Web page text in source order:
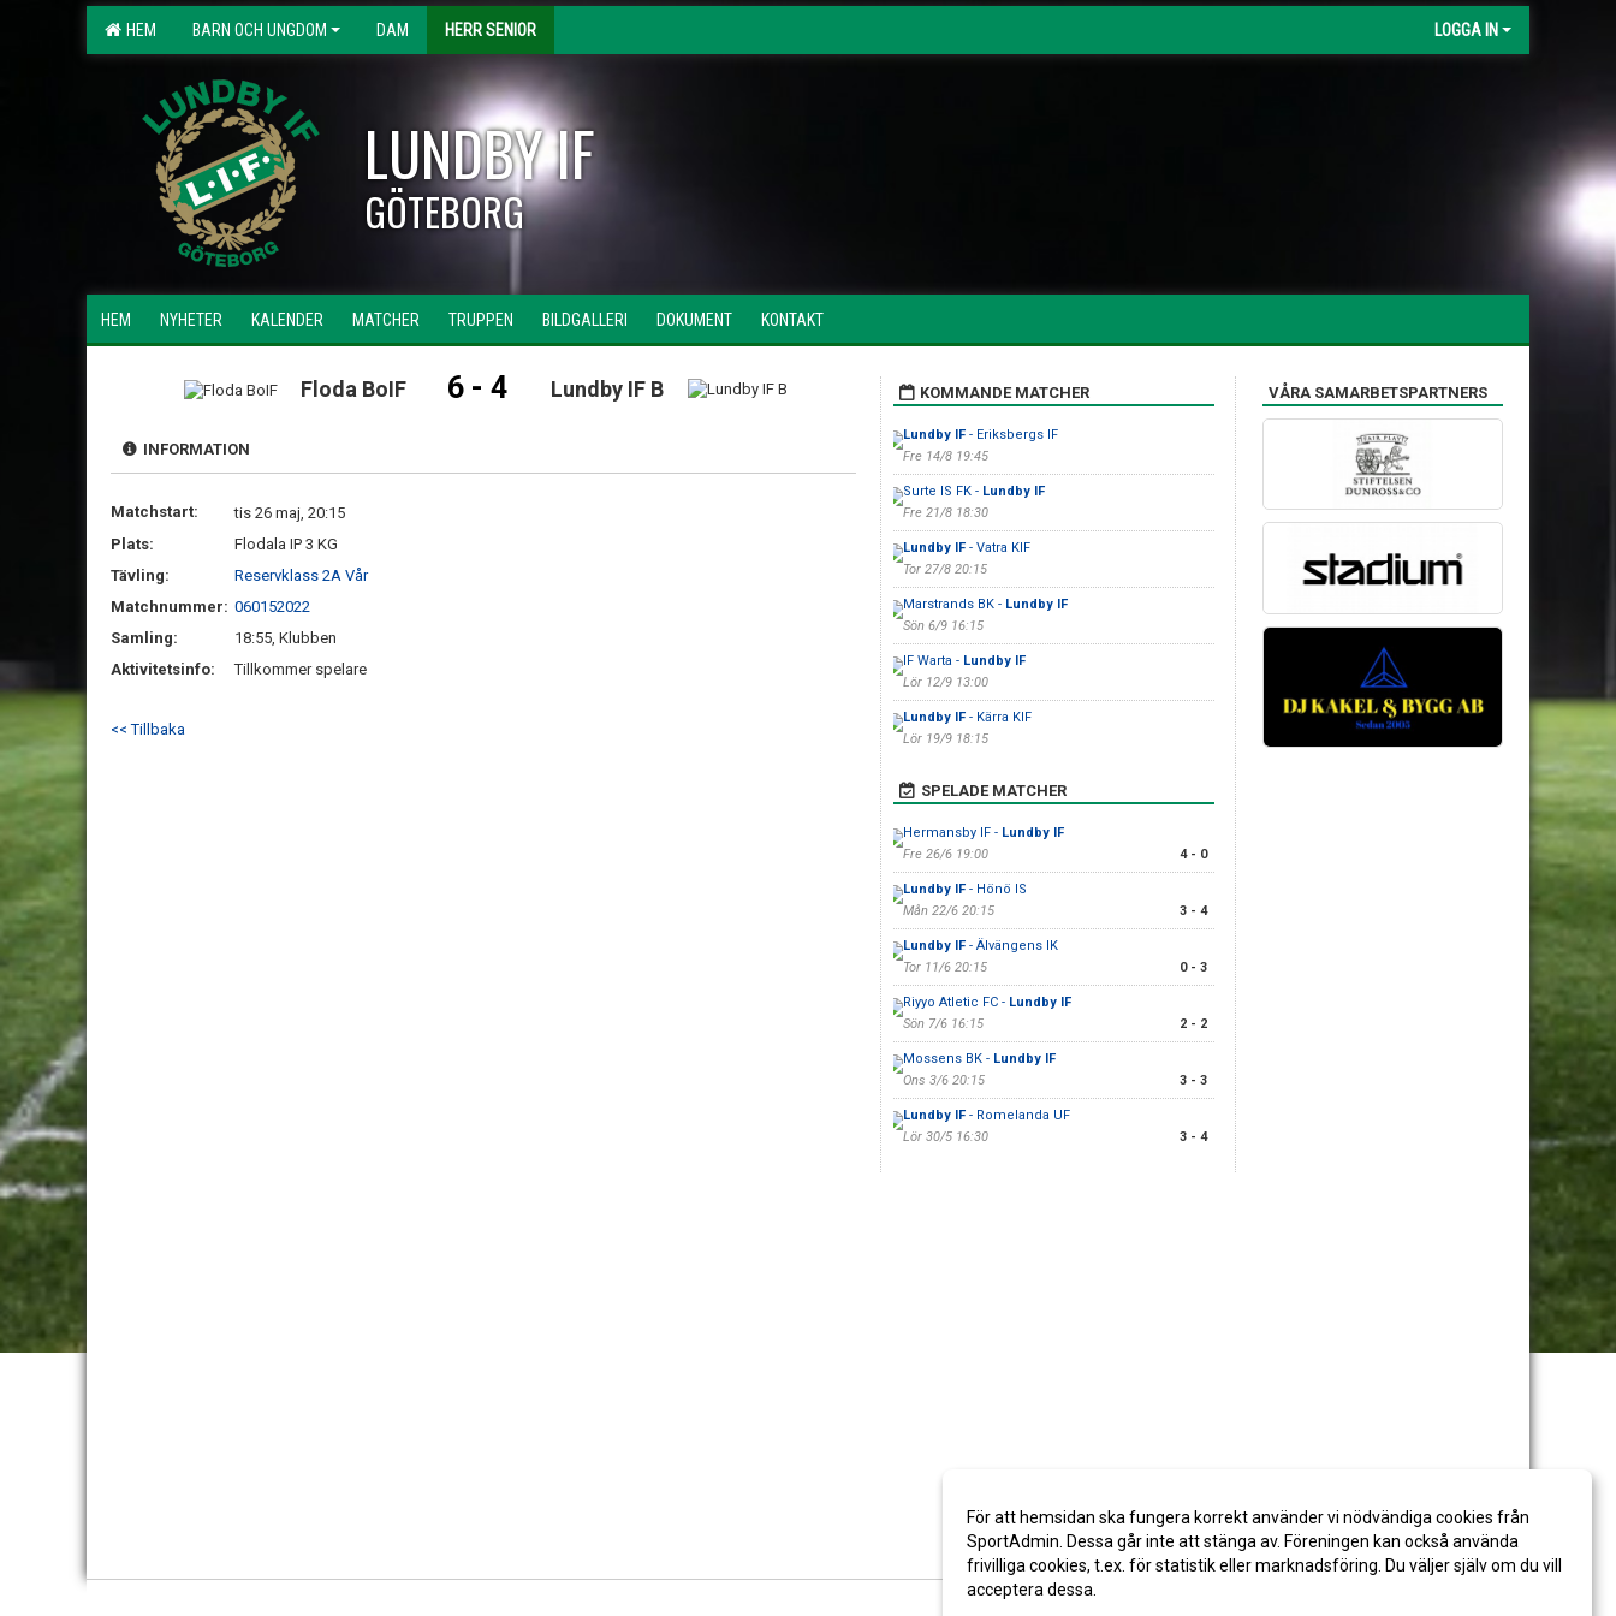
HEM BARN OCH UNGDOM DAM HERR SENIOR LOGGA IN
LUNDBY IF
GÖTEBORG
HEM NYHETER KALENDER MATCHER TRUPPEN BILDGALLERI DOKUMENT KONTAKT
Floda BoIF 6 - 4 Lundby IF B
INFORMATION
Matchstart:
tis 26 maj, 20:15
Plats:
Flodala IP 3 KG
Tävling:
Reservklass 2A Vår
Matchnummer: 060152022
Samling:
18:55, Klubben
Aktivitetsinfo:
Tillkommer spelare
<< Tillbaka
KOMMANDE MATCHER
Lundby IF- Eriksbergs IF
Fre 14/8 19:45
Surte IS FK - Lundby IF
Fre 21/8 18:30
Lundby IF- Vatra KIF
Tor 27/8 20:15
Marstrands BK - Lundby IF
Sön 6/9 16:15
IF Warta - Lundby IF
Lör 12/9 13:00
Lundby IF- Kärra KIF
Lör 19/9 18:15
SPELADE MATCHER
Hermansby IF - Lundby IF
Fre 26/6 19:00
4 - 0
Lundby IF- Hönö IS
Mån 22/6 20:15
3 - 4
Lundby IF- Älvängens IK
Tor 11/6 20:15
0 - 3
Riyyo Atletic FC - Lundby IF
Sön 7/6 16:15
2 - 2
Mossens BK - Lundby IF
Ons 3/6 20:15
3 - 3
Lundby IF- Romelanda UF
Lör 30/5 16:30
3 - 4
VÅRA SAMARBETSPARTNERS
För att hemsidan ska fungera korrekt använder vi nödvändiga cookies från
SportAdmin. Dessa går inte att stänga av. Föreningen kan också använda
frivilliga cookies, t.ex. för statistik eller marknadsföring. Du väljer själv om du vill
acceptera dessa.